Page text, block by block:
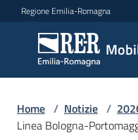
Vai al contenuto
Vai alla navigazione
Vai al footer
Regione Emilia-Romagna
Mobilità
Argomenti
Home / Notizie /
Linea Bologna-